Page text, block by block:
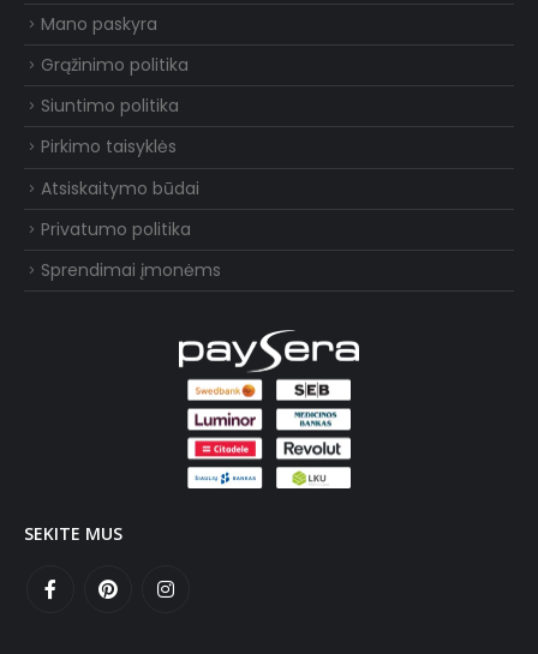
Mano paskyra
Grąžinimo politika
Siuntimo politika
Pirkimo taisyklės
Atsiskaitymo būdai
Privatumo politika
Sprendimai įmonėms
SEKITE MUS